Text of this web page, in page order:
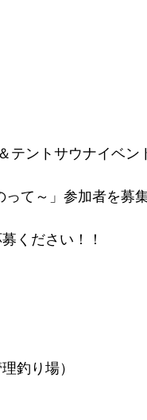
テントサウナイベン
て～」参加者を募
ください！！
釣り場）